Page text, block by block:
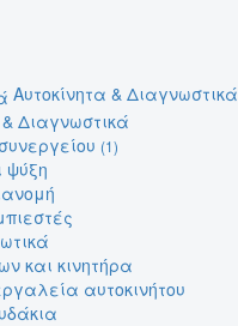
Αυτοκίνητα & Διαγνωστικά
Διαγνωστικά
(1)
ψύξη
και κινητήρα
αυτοκινήτου